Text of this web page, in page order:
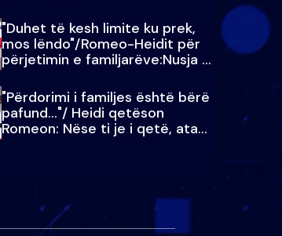
"Duhet të kesh limite ku prek,
mos lëndo"/Romeo-Heidit për
përjetimin e familjarëve:Nusja e
Julit…
"Përdorimi i familjes është bërë
pafund…"/ Heidi qetëson
Romeon: Nëse ti je i qetë, ata
qetësohen